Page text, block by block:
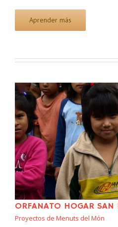
Aprender más
ORFANATO HOGAR SAN
Proyectos de Menuts del Món